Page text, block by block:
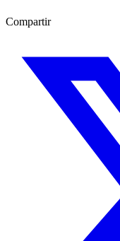
Compartir